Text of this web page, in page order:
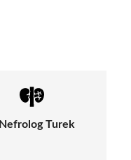
Nefrolog Turek